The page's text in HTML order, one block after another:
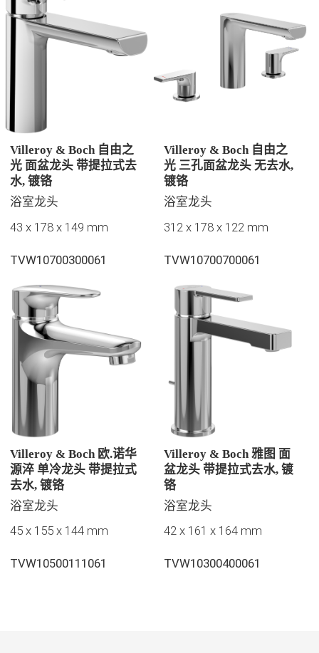
Villeroy & Boch 自由之
光 面盆龙头 带提拉式去
水, 镀铬
浴室龙头
43 x 178 x 149 mm
TVW10700300061
Villeroy & Boch 自由之
光 三孔面盆龙头 无去水,
镀铬
浴室龙头
312 x 178 x 122 mm
TVW10700700061
Villeroy & Boch 欧.诺华
源淬 单冷龙头 带提拉式
去水, 镀铬
浴室龙头
45 x 155 x 144 mm
TVW10500111061
Villeroy & Boch 雅图 面
盆龙头 带提拉式去水, 镀
铬
浴室龙头
42 x 161 x 164 mm
TVW10300400061